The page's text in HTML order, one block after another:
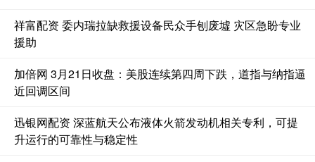
祥富配资 委内瑞拉缺救援设备民众手刨废墟 灾区急盼专业
援助
加倍网 3月21日收盘：美股连续第四周下跌，道指与纳指逼
近回调区间
迅银网配资 深蓝航天公布液体火箭发动机相关专利，可提
升运行的可靠性与稳定性